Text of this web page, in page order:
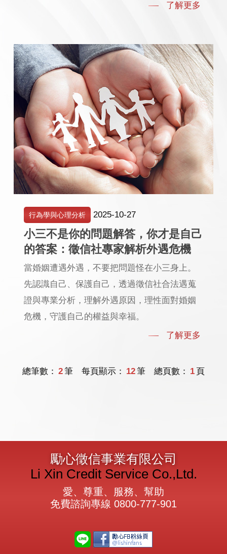
了解更多
行為學與心理分析 2025-10-27
小三不是你的問題解答，你才是自己
的答案：徵信社專家解析外遇危機
當婚姻遭遇外遇，不要把問題怪在小三身上。
先認識自己、保護自己，透過徵信社合法遇蒐
證與專業分析，理解外遇原因，理性面對婚姻
危機，守護自己的權益與幸福。
了解更多
總筆數： 2筆 每頁顯示： 12筆 總頁數： 1 頁
勵心徵信事業有限公司
Li Xin Credit Service Co.,Ltd.
愛、尊重、服務、幫助
免費諮詢專線 0800-777-901